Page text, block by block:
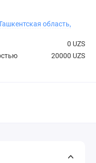
область,
0 UZS
20000 UZS